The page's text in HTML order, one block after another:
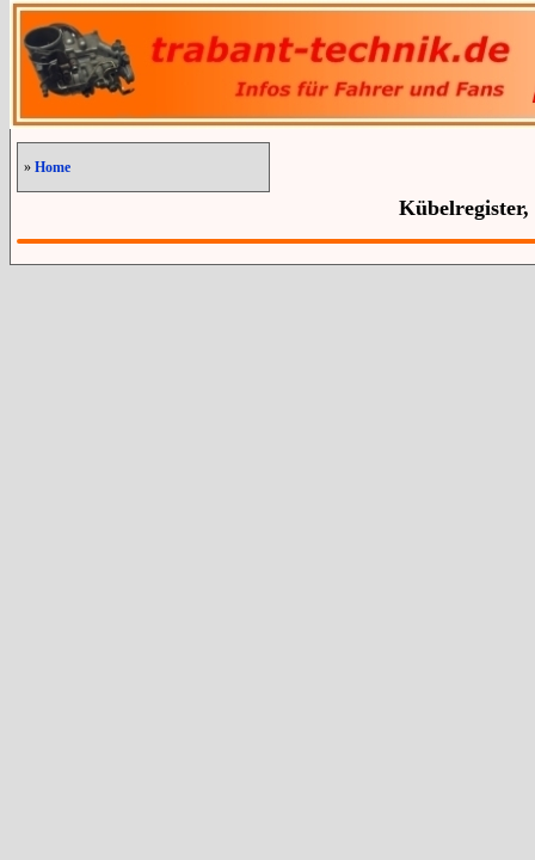
» Home
Kübelregister,